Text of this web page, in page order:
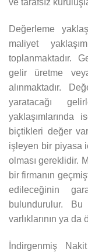
ve tarafsız
Değerleme
maliyet
toplanmaktadır.
gelir üretme
alınmaktadır.
yaratacağı
yaklaşımlarında
biçtikleri değer
işleyen bir piyasa
olması gereklidir.
bir firmanın
edileceğinin
bulundurulur.
varlıklarının ya da
İndirgenmiş